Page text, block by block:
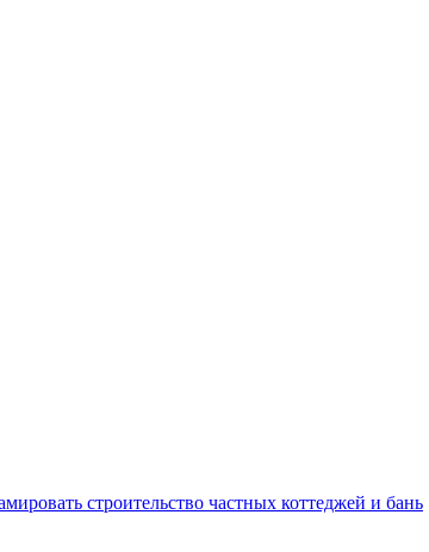
строительство частных коттеджей и бань